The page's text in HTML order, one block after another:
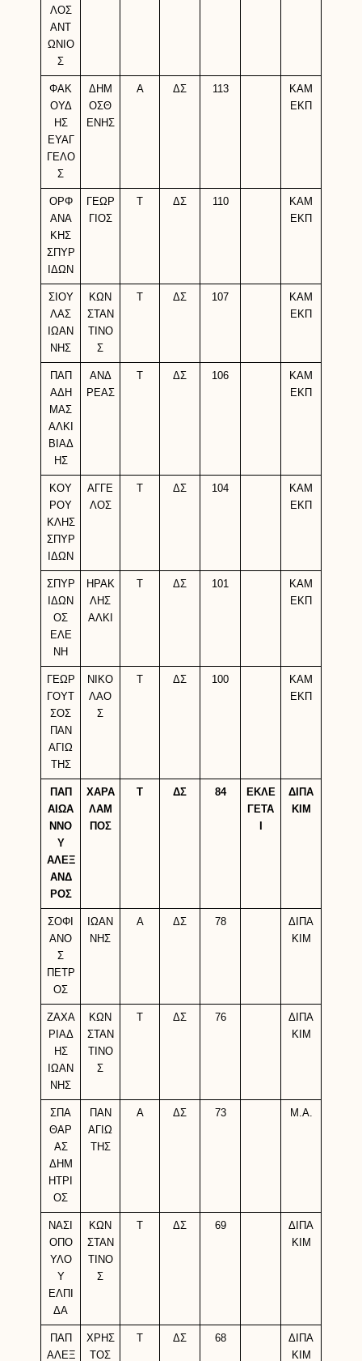
ΛΟΣ
ΑΝΤ
ΩΝΙΟ
Σ
ΦΑΚ
ΟΥΔ
ΗΣ
ΕΥΑΓ
ΓΕΛΟ
Σ
ΔΗΜ
ΟΣΘ
ΕΝΗΣ
Α ΔΣ 113
ΚΑΜ
ΕΚΠ
ΟΡΦ
ΑΝΑ
ΚΗΣ
ΣΠΥΡ
ΙΔΩΝ
ΓΕΩΡ
ΓΙΟΣ
ΔΣ 110
ΚΑΜ
ΕΚΠ
ΣΙΟΥ
ΛΑΣ
ΙΩΑΝ
ΝΗΣ
ΚΩΝ
ΣΤΑΝ
ΤΙΝΟ
Σ
ΔΣ 107
ΚΑΜ
ΕΚΠ
ΠΑΠ
ΑΔΗ
ΜΑΣ
ΑΛΚΙ
ΒΙΑΔ
ΗΣ
ΑΝΔ
ΡΕΑΣ
ΔΣ 106
ΚΑΜ
ΕΚΠ
ΚΟΥ
ΡΟΥ
ΚΛΗΣ
ΣΠΥΡ
ΙΔΩΝ
ΑΓΓΕ
ΛΟΣ
ΔΣ 104
ΚΑΜ
ΕΚΠ
ΣΠΥΡ
ΙΔΩΝ
ΟΣ
ΕΛΕ
ΝΗ
ΗΡΑΚ
ΛΗΣ
ΑΛΚΙ
ΔΣ 101
ΚΑΜ
ΕΚΠ
ΓΕΩΡ
ΓΟΥΤ
ΣΟΣ
ΠΑΝ
ΑΓΙΩ
ΤΗΣ
ΝΙΚΟ
ΛΑΟ
Σ
ΔΣ 100
ΚΑΜ
ΕΚΠ
ΠΑΠ
ΑΙΩΑ
ΝΝΟ
Υ
ΑΛΕΞ
ΑΝΔ
ΡΟΣ
ΧΑΡΑ
ΛΑΜ
ΠΟΣ
Τ ΔΣ 84
ΕΚΛΕ
ΓΕΤΑ
ΔΙΠΑ
ΚΙΜ
ΣΟΦΙ
ΑΝΟ
Σ
ΠΕΤΡ
ΟΣ
ΙΩΑΝ
ΝΗΣ
Α ΔΣ 78
ΔΙΠΑ
ΚΙΜ
ΖΑΧΑ
ΡΙΑΔ
ΗΣ
ΙΩΑΝ
ΝΗΣ
ΚΩΝ
ΣΤΑΝ
ΤΙΝΟ
Σ
ΔΣ 76
ΔΙΠΑ
ΚΙΜ
ΣΠΑ
ΘΑΡ
ΑΣ
ΔΗΜ
ΗΤΡΙ
ΟΣ
ΠΑΝ
ΑΓΙΩ
ΤΗΣ
Α ΔΣ 73 M.A.
ΝΑΣΙ
ΟΠΟ
ΥΛΟ
Υ
ΕΛΠΙ
ΔΑ
ΚΩΝ
ΣΤΑΝ
ΤΙΝΟ
Σ
ΔΣ 69
ΔΙΠΑ
ΚΙΜ
ΠΑΠ
ΑΛΕΞ
ΧΡΗΣ
ΤΟΣ
ΔΣ 68
ΔΙΠΑ
ΚΙΜ